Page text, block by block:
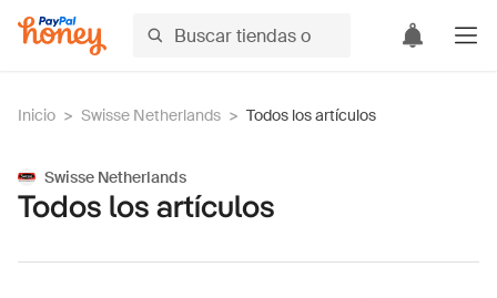
Inicio > Swisse Netherlands > Todos los artículos
Swisse Netherlands
Todos los artículos